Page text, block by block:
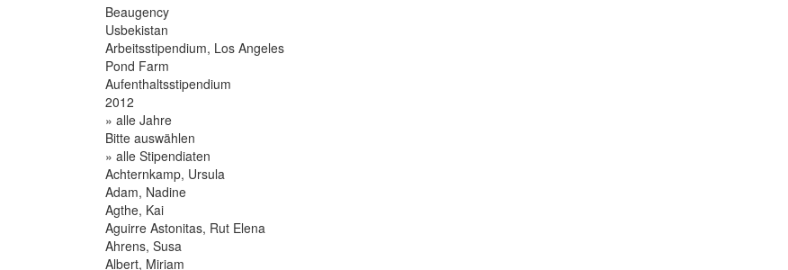
Beaugency
Usbekistan
Arbeitsstipendium, Los Angeles
Pond Farm
Aufenthaltsstipendium
2012
» alle Jahre
Bitte auswählen
» alle Stipendiaten
Achternkamp, Ursula
Adam, Nadine
Agthe, Kai
Aguirre Astonitas, Rut Elena
Ahrens, Susa
Albert, Miriam